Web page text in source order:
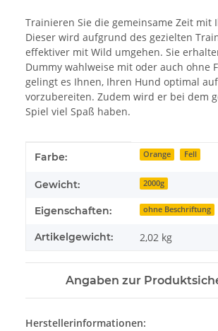
Trainieren Sie die gemeinsame Zeit mit
Dieser wird aufgrund des gezielten
effektiver mit Wild umgehen. Sie
Dummy wahlweise mit oder auch ohne
gelingt es Ihnen, Ihren Hund optimal
vorzubereiten. Zudem wird er bei dem
Spiel viel Spaß haben.
Produkteigenschaft
Wert
Farbe: Orange Fell
Gewicht: 2000g
Eigenschaften: ohne Beschriftung
Artikelgewicht: 2,02 kg
Angaben zur
Herstellerinformationen: